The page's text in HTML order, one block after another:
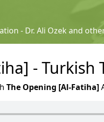
- Dr. Ali Ozek and
- Turkish
The Opening [Al-Fatiha]